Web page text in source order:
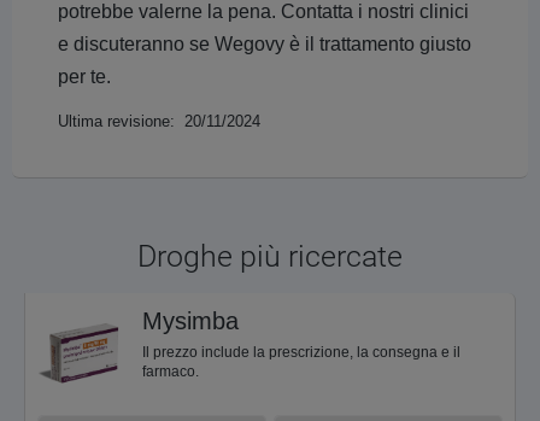
potrebbe valerne la pena. Contatta i nostri clinici
e discuteranno se Wegovy è il trattamento giusto
per te.
Ultima revisione: 20/11/2024
Droghe più ricercate
Mysimba
Il prezzo include la prescrizione, la consegna e il
farmaco.